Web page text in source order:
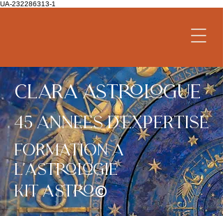
UA-232286313-1
CLARA ASTROLOGUE
45 ANNEES D'expertise
formation a
l'astrologie
kitastro©